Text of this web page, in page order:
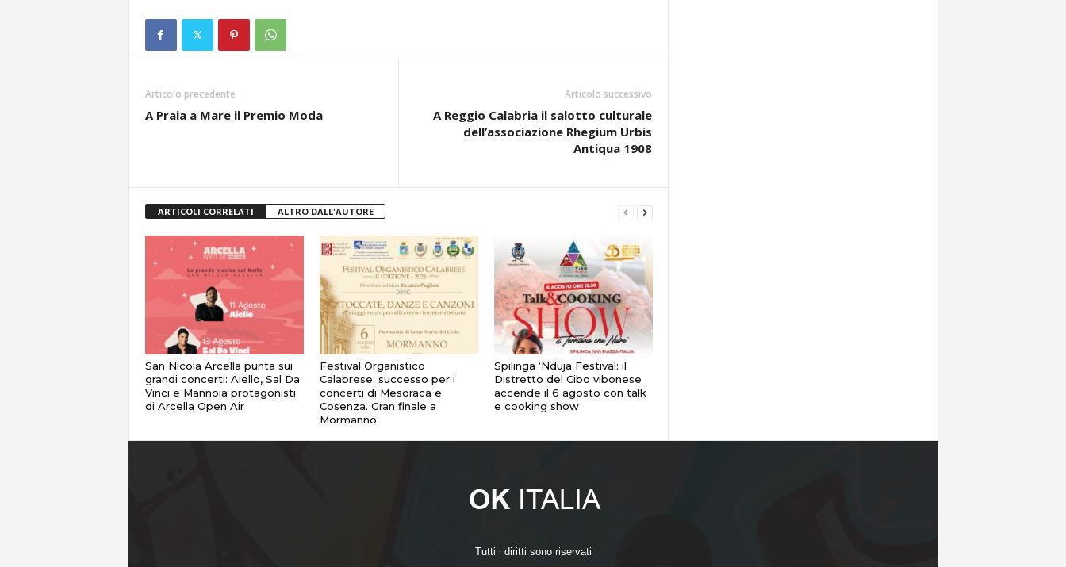
Articolo precedente
A Praia a Mare il Premio Moda
Articolo successivo
A Reggio Calabria il salotto culturale
dell’associazione Rhegium Urbis
Antiqua 1908
ARTICOLI CORRELATI ALTRO DALL'AUTORE
San Nicola Arcella punta sui
grandi concerti: Aiello, Sal Da
Vinci e Mannoia protagonisti
di Arcella Open Air
Festival Organistico
Calabrese: successo per i
concerti di Mesoraca e
Cosenza. Gran finale a
Mormanno
Spilinga ‘Nduja Festival: il
Distretto del Cibo vibonese
accende il 6 agosto con talk
e cooking show
Tutti i diritti sono riservati